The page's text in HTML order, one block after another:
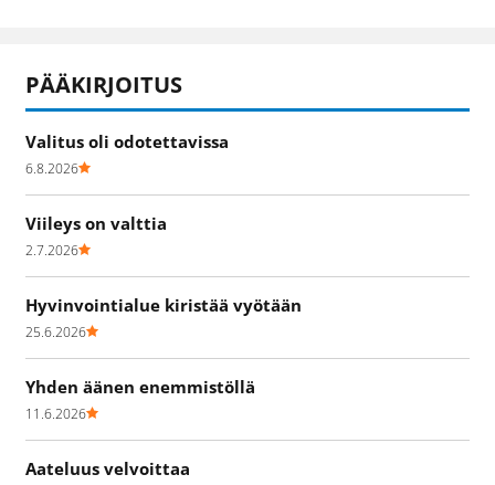
PÄÄKIRJOITUS
Valitus oli odotettavissa
6.8.2026
Viileys on valttia
2.7.2026
Hyvinvointialue kiristää vyötään
25.6.2026
Yhden äänen enemmistöllä
11.6.2026
Aateluus velvoittaa